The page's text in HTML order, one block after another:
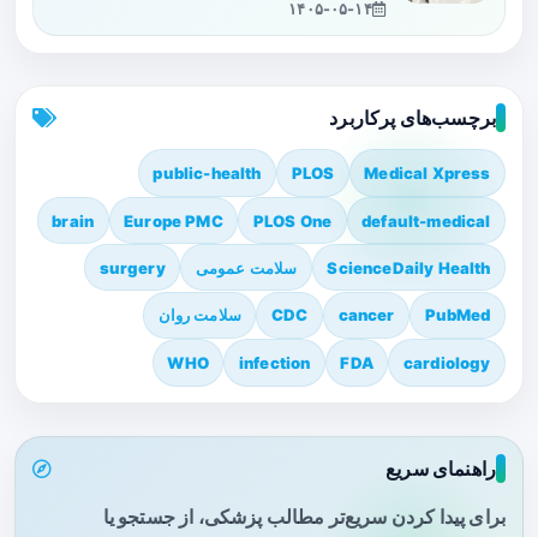
۱۴۰۵-۰۵-۱۴
برچسب‌های پرکاربرد
Medical Xpress
PLOS
public-health
default-medical
PLOS One
Europe PMC
brain
ScienceDaily Health سلامت عمومی surgery
PubMed
cancer
CDC سلامت روان
cardiology
FDA
infection
WHO
راهنمای سریع
برای پیدا کردن سریع‌تر مطالب پزشکی، از جستجو یا